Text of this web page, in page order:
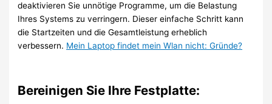
deaktivieren Sie unnötige Programme, um die Belastung
Ihres Systems zu verringern. Dieser einfache Schritt kann
die Startzeiten und die Gesamtleistung erheblich
verbessern. Mein Laptop findet mein Wlan nicht: Gründe?
Bereinigen Sie Ihre Festplatte: